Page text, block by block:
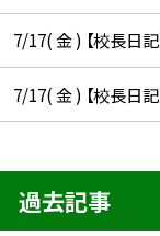
7/17( 金 ) 【校長日
7/17( 金 ) 【校長日
過去記事